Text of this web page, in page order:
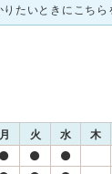
月 火 水 木